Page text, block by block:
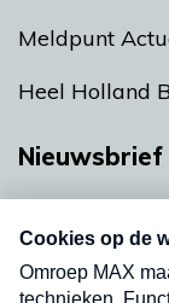
Meldpunt
Heel Holland
Nieuwsbrief
Neem hier
nieuwsbrief.
uw mailbox.